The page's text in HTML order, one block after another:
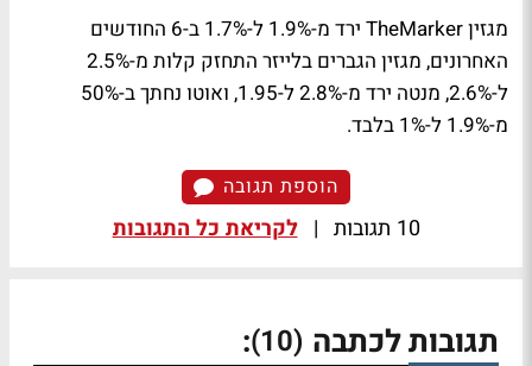
מגזין TheMarker ירד מ-1.9% ל-1.7% ב-6 החודשים
האחרונים, מגזין הגברים בלייזר
התחזק קלות מ-2.5%
ל-2.6%,
מנטה ירד מ-2.8% ל-1.95, ו אוטו
נחתך ב-50%
מ-1.9% ל-1% בלבד.
הוספת תגובה
10 תגובות | לקריאת כל התגובות
תגובות לכתבה (10)
: